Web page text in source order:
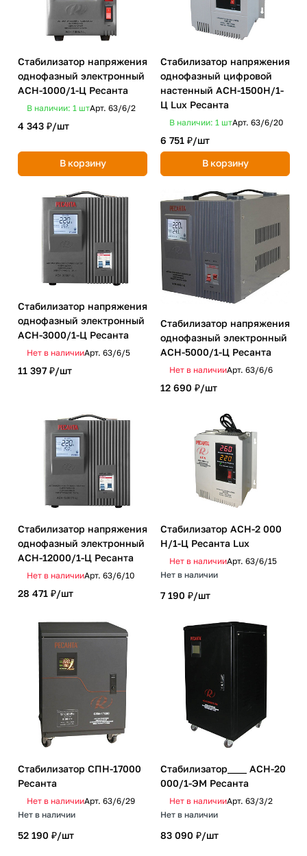
Стабилизатор напряжения
однофазный электронный
ACH-1000/1-Ц Ресанта
В наличии: 1 штАрт. 63/6/2
4 343 ₽/шт
В корзину
Стабилизатор напряжения
однофазный цифровой
настенный ACH-1500Н/1-
Ц Lux Ресанта
В наличии: 1 штАрт. 63/6/20
6 751 ₽/шт
В корзину
Стабилизатор напряжения
однофазный электронный
ACH-3000/1-Ц Ресанта
Нет в наличииАрт. 63/6/5
11 397 ₽/шт
Стабилизатор напряжения
однофазный электронный
ACH-5000/1-Ц Ресанта
Нет в наличииАрт. 63/6/6
12 690 ₽/шт
Стабилизатор напряжения
однофазный электронный
ACH-12000/1-Ц Ресанта
Нет в наличииАрт. 63/6/10
28 471 ₽/шт
Стабилизатор АСН-2 000
Н/1-Ц Ресанта Lux
Нет в наличииАрт. 63/6/15
Нет в наличии
7 190 ₽/шт
Стабилизатор СПН-17000
Ресанта
Нет в наличииАрт. 63/6/29
Нет в наличии
52 190 ₽/шт
Стабилизатор____ АСН-20
000/1-ЭМ Ресанта
Нет в наличииАрт. 63/3/2
Нет в наличии
83 090 ₽/шт